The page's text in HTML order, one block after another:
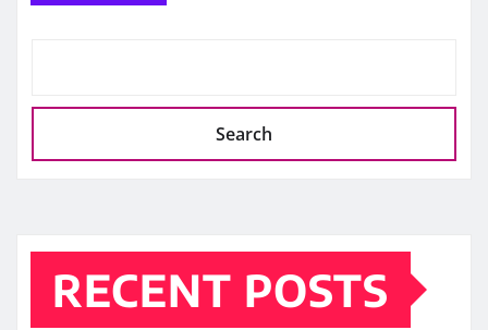
Search
RECENT POSTS